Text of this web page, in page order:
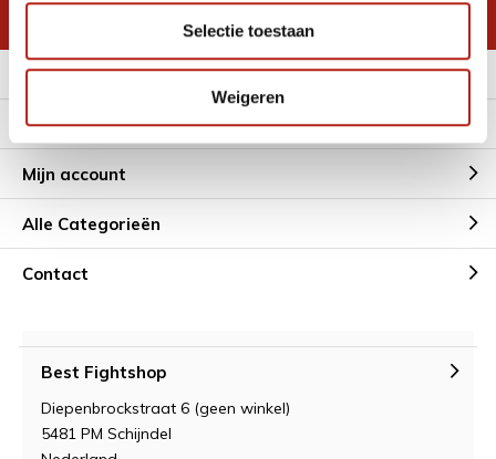
Selectie toestaan
Weigeren
* Lees hier de wettelijke beperkingen
Meer informatie
Klantenservice
Mijn account
Alle Categorieën
Contact
Best Fightshop
Diepenbrockstraat 6 (geen winkel)
5481 PM Schijndel